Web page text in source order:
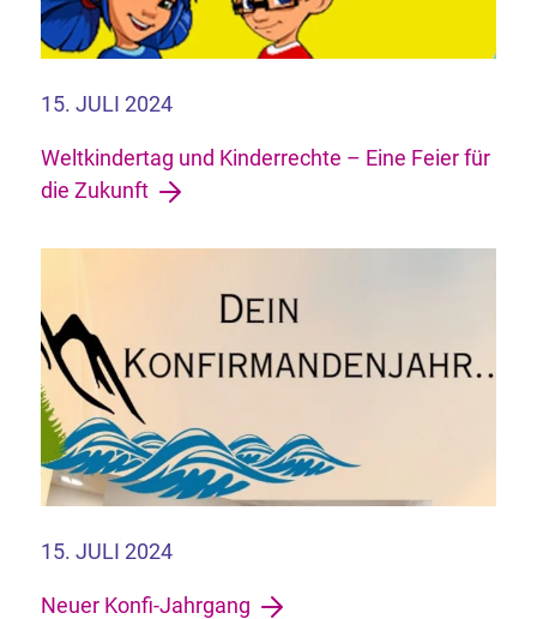
15. JULI 2024
Weltkindertag und Kinderrechte – Eine Feier für
die Zukunft
15. JULI 2024
Neuer Konfi-Jahrgang